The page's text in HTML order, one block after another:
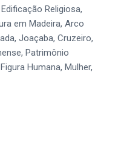
Religiosa,
em Madeira, Arco
Joaçaba, Cruzeiro,
Patrimônio
Humana, Mulher,